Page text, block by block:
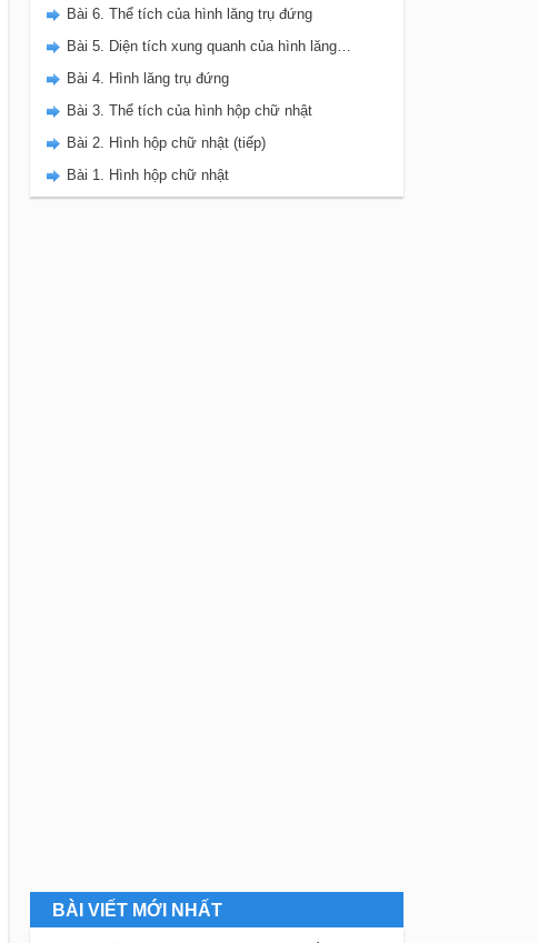
Bài 6. Thể tích của hình lăng trụ đứng
Bài 5. Diện tích xung quanh của hình lăng trụ đứng
Bài 4. Hình lăng trụ đứng
Bài 3. Thể tích của hình hộp chữ nhật
Bài 2. Hình hộp chữ nhật (tiếp)
Bài 1. Hình hộp chữ nhật
BÀI VIẾT MỚI NHẤT